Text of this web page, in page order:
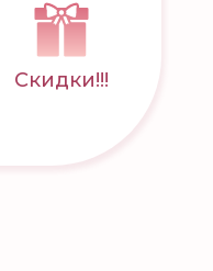
Скидки!!!